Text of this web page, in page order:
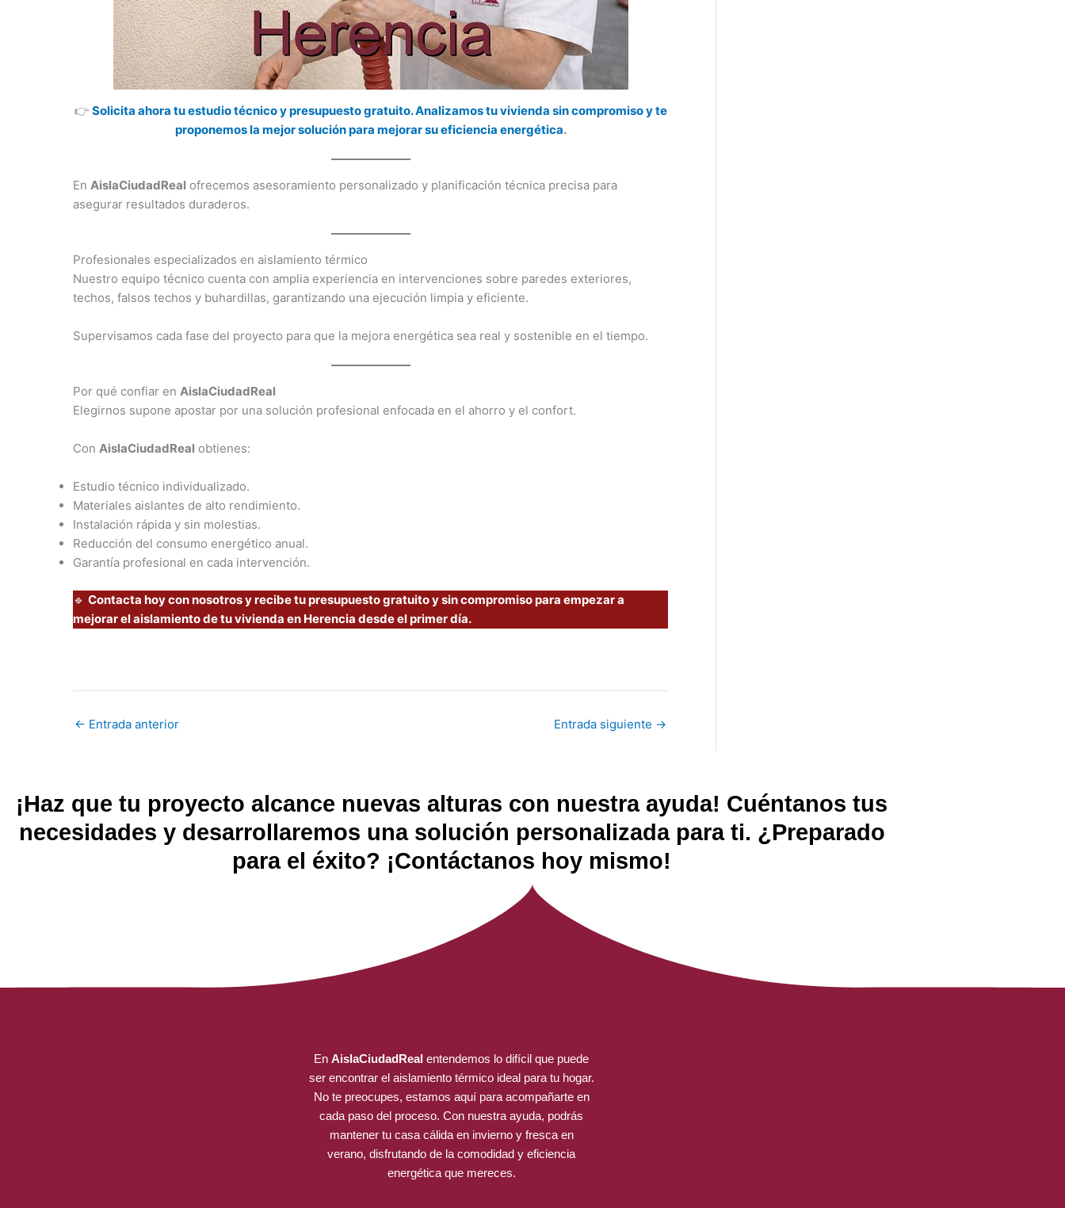
👉 Solicita ahora tu estudio técnico y presupuesto gratuito. Analizamos tu vivienda sin compromiso y te
proponemos la mejor solución para mejorar su eficiencia energética.
En AislaCiudadReal ofrecemos asesoramiento personalizado y planificación técnica precisa para
asegurar resultados duraderos.
Profesionales especializados en aislamiento térmico
Nuestro equipo técnico cuenta con amplia experiencia en intervenciones sobre paredes exteriores,
techos, falsos techos y buhardillas, garantizando una ejecución limpia y eficiente.
Supervisamos cada fase del proyecto para que la mejora energética sea real y sostenible en el tiempo.
Por qué confiar en AislaCiudadReal
Elegirnos supone apostar por una solución profesional enfocada en el ahorro y el confort.
Con AislaCiudadReal obtienes:
Estudio técnico individualizado.
Materiales aislantes de alto rendimiento.
Instalación rápida y sin molestias.
Reducción del consumo energético anual.
Garantía profesional en cada intervención.
🔹 Contacta hoy con nosotros y recibe tu presupuesto gratuito y sin compromiso para empezar a
mejorar el aislamiento de tu vivienda en Herencia desde el primer día.
← Entrada anterior Entrada siguiente →
¡Haz que tu proyecto alcance nuevas alturas con nuestra ayuda! Cuéntanos tus
necesidades y desarrollaremos una solución personalizada para ti. ¿Preparado
para el éxito? ¡Contáctanos hoy mismo!
EnAislaCiudadReal entendemos lo difícil que puede
ser encontrar el aislamiento térmico ideal para tu hogar.
No te preocupes, estamos aquí para acompañarte en
cada paso del proceso. Con nuestra ayuda, podrás
mantener tu casa cálida en invierno y fresca en
verano, disfrutando de la comodidad y eficiencia
energética que mereces.